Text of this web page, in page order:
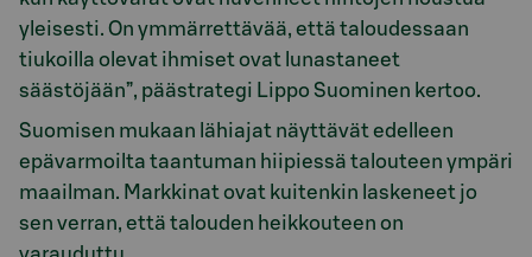
yleisesti. On ymmärrettävää, että taloudessaan
tiukoilla olevat ihmiset ovat lunastaneet
säästöjään”, päästrategi Lippo Suominen kertoo.
Suomisen mukaan lähiajat näyttävät edelleen
epävarmoilta taantuman hiipiessä talouteen ympäri
maailman. Markkinat ovat kuitenkin laskeneet jo
sen verran, että talouden heikkouteen on